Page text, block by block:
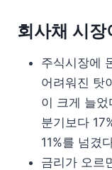
회사채 시
주식시장에
어려워진 탓
이 크게 늘
분기보다
11%를 넘겼
금리가 오르